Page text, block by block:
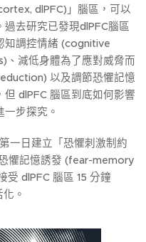
dlPFC)」腦區，可以
去研究已發現dlPFC腦區
知調控情緒 (cognitive
減低身體為了應對威脅而
以及調節恐懼記憶
dlPFC 腦區到底如何影響
步探究。
一日建立「恐懼刺激制約
懼記憶誘發 (fear-memory
受 dlPFC 腦區 15 分鐘
。